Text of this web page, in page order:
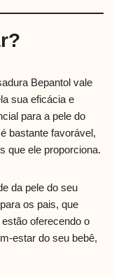
Bepantol vale
sua eficácia e
para a pele do
bastante favorável,
que ele proporciona.
da pele do seu
os pais, que
oferecendo o
estar do seu bebê,